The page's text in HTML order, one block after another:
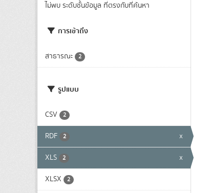
ไม่พบ ระดับชั้นข้อมูล ที่ตรงกับที่ค้นหา
การเข้าถึง
สาธารณะ 2
รูปแบบ
CSV 2
RDF 2 x
XLS 2 x
XLSX 2